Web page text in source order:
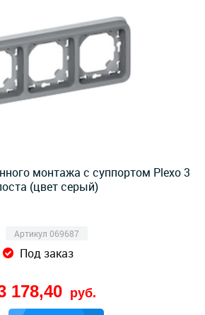
монтажа с суппортом Plexo 3
(цвет серый)
Артикул 069687
Под заказ
178,40 руб.